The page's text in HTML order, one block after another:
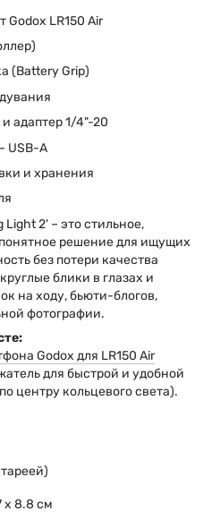
Godox LR150 Air
(Battery Grip)
адаптер 1/4"-20
USB-A
и хранения
Light 2' – это стильное,
решение для ищущих
без потери качества
блики в глазах и
на ходу, бьюти-блогов,
фотографии.
Godox для LR150 Air
для быстрой и удобной
центру кольцевого света).
x 8.8 cм